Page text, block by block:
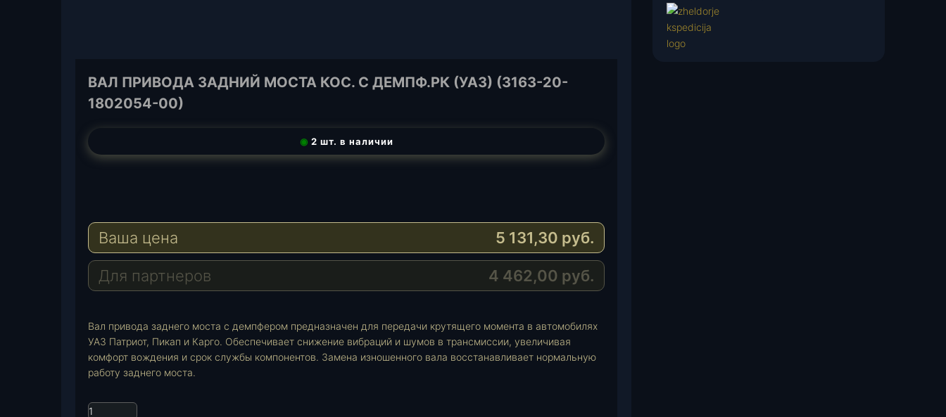
ВАЛ ПРИВОДА ЗАДНИЙ МОСТА КОС. С ДЕМПФ.РК (УАЗ) (3163-20-
1802054-00)
◉ 2 шт. в наличии
e
r
a
m
a
s
A
p
a
i
l
Ваша цена 5 131,30 руб.
Для партнеров 4 462,00 руб.
Вал привода заднего моста с демпфером предназначен для передачи крутящего момента в автомобилях
УАЗ Патриот, Пикап и Карго. Обеспечивает снижение вибраций и шумов в трансмиссии, увеличивая
комфорт вождения и срок службы компонентов. Замена изношенного вала восстанавливает нормальную
работу заднего моста.
К